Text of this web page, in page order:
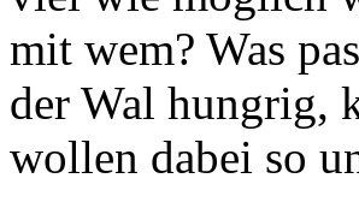
mit wem? Was
der Wal hungrig,
wollen dabei so